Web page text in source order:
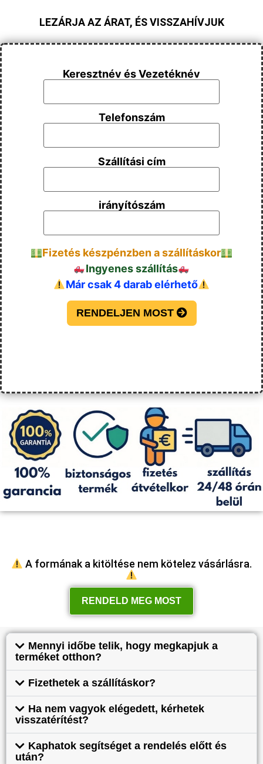
LEZÁRJA AZ ÁRAT, ÉS VISSZAHÍVJUK
Keresztnév és Vezetéknév
Telefonszám
Szállítási cím
irányítószám
Fizetés készpénzben a szállításkor
Ingyenes szállítás
Már csak 4 darab elérhető
RENDELJEN MOST
A formának a kitöltése nem kötelez vásárlásra.
RENDELD MEG MOST
Mennyi időbe telik, hogy megkapjuk a
terméket otthon?
Fizethetek a szállításkor?
Ha nem vagyok elégedett, kérhetek
visszatérítést?
Kaphatok segítséget a rendelés előtt és
után?